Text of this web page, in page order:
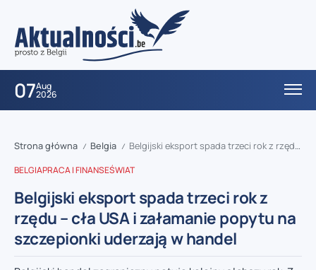
07Aug
2026
Strona główna / Belgia / Belgijski eksport spada trzeci rok z rzędu – cła USA i załamanie popytu na szczepionki uderzają w handel
BELGIAPRACA I FINANSEŚWIAT
Belgijski eksport spada trzeci rok z
rzędu – cła USA i załamanie popytu na
szczepionki uderzają w handel